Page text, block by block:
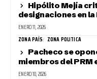
Hipólito Mejía
designaciones en
ENERO 11, 2026
ZONA PAÍS ZONA POLITICA
Pacheco se
miembros del PRM
ENERO 10, 2026